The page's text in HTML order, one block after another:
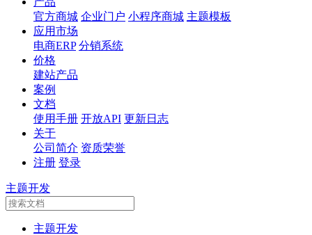
官方商城 企业门户 小程序商城 主题模板
应用市场
电商ERP 分销系统
价格
建站产品
案例
文档
使用手册 开放API 更新日志
关于
公司简介 资质荣誉
注册 登录
主题开发
主题开发